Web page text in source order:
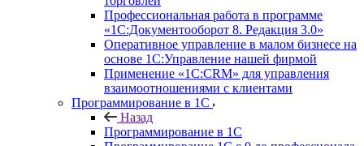
Профессиональная работа в программе
«1С:Документооборот 8. Редакция 3.0»
Оперативное управление в малом бизнесе на
основе 1С:Управление нашей фирмой
Применение «1С:CRM» для управления
взаимоотношениями с клиентами
Программирование в 1С
Назад
Программирование в 1С